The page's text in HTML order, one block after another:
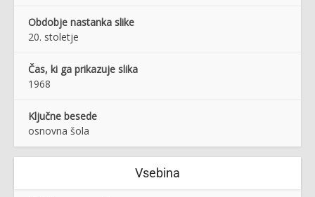
Obdobje nastanka slike
20. stoletje
Čas, ki ga prikazuje slika
1968
Ključne besede
osnovna šola
Vsebina